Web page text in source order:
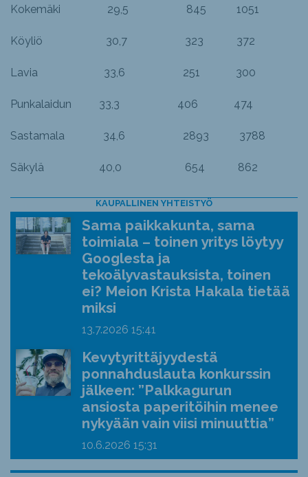
Kokemäki 29,5 845 1051
Köyliö 30,7 323 372
Lavia 33,6 251 300
Punkalaidun 33,3 406 474
Sastamala 34,6 2893 3788
Säkylä 40,0 654 862
KAUPALLINEN YHTEISTYÖ
Sama paikkakunta, sama
toimiala – toinen yritys löytyy
Googlesta ja
tekoälyvastauksista, toinen
ei? Meion Krista Hakala tietää
miksi
13.7.2026 15:41
Kevytyrittäjyydestä
ponnahduslauta konkurssin
jälkeen: ”Palkkagurun
ansiosta paperitöihin menee
nykyään vain viisi minuuttia”
10.6.2026 15:31